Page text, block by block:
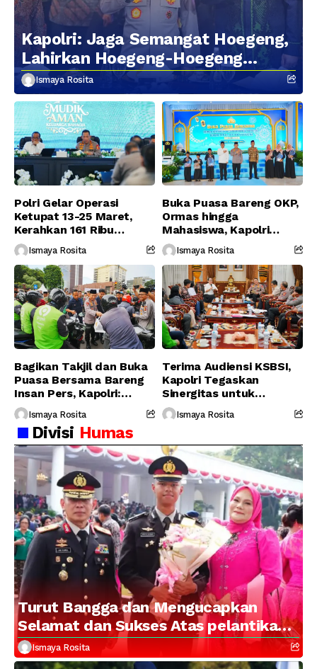
Kapolri: Jaga Semangat Hoegeng,
Lahirkan Hoegeng-Hoegeng
Berikutnya
Ismaya Rosita
Polri Gelar Operasi
Ketupat 13-25 Maret,
Kerahkan 161 Ribu
Personel Gabungan
Ismaya Rosita
Buka Puasa Bareng OKP,
Ormas hingga
Mahasiswa, Kapolri
Serukan Jaga
Persatuan-Dukung
Program Pemerintah
Ismaya Rosita
Bagikan Takjil dan Buka
Puasa Bersama Bareng
Insan Pers, Kapolri:
Suara Media Suara
Publik
Ismaya Rosita
Terima Audiensi KSBSI,
Kapolri Tegaskan
Sinergitas untuk
Perjuangkan Hak Buruh
Ismaya Rosita
Divisi Humas
Turut Bangga dan Mengucapkan
Selamat dan Sukses Atas pelantikan
Putra Brigjen Pol Drs, A.M Kamal.
Sebagai Perwira Polri Lulusan AKPOL
Ismaya Rosita